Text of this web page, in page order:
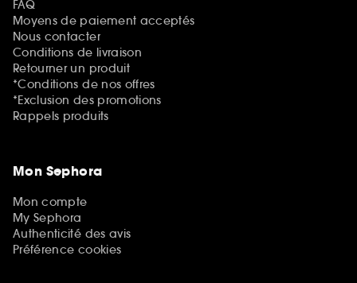
FAQ
Moyens de paiement acceptés
Nous contacter
Conditions de livraison
Retourner un produit
*Conditions de nos offres
*Exclusion des promotions
Rappels produits
Mon Sephora
Mon compte
My Sephora
Authenticité des avis
Préférence cookies